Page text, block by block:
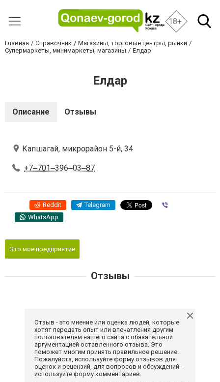
18+
Главная Справочник
Магазины, торговые центры, рынки
Супермаркеты, минимаркеты, магазины
Елдар
Елдар
Описание Отзывы
Капшагай, микрорайон 5-й, 34
+7‒701‒396‒03‒87
Reddit Telegram
WhatsApp
Это мое предприятие
Отзывы
Отзыв - это мнение или оценка людей, которые
хотят передать опыт или впечатления другим
пользователям нашего сайта с обязательной
аргументацией оставленного отзыва. Это
поможет многим принять правильное решение.
Пожалуйста, используйте форму отзывов для
оценок и рецензий, для вопросов и обсуждений -
используйте форму комментариев.